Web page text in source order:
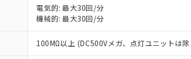
電気的: 最大30回/分
機械的: 最大30回/分
100MΩ以上 (DC500Vメガ、点灯ユニットは
51物質の非含有証明書（当社基準）
※本証明書は発行日時点で非含有を証明す
また、RoHS指令のフタル酸エステル類
混在することから備考欄に対応日を記載し
既に当社にて対応品への在庫切替を完